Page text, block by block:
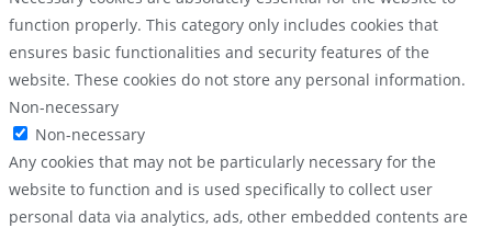
function properly. This category only includes cookies that
ensures basic functionalities and security features of the
website. These cookies do not store any personal information.
Non-necessary
Non-necessary
Any cookies that may not be particularly necessary for the
website to function and is used specifically to collect user
personal data via analytics, ads, other embedded contents are